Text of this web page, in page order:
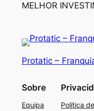
MELHOR
Protatic –
Sobre
Equipa
Política